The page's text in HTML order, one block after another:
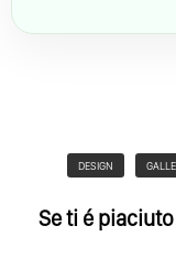
DESIGN
Se ti é